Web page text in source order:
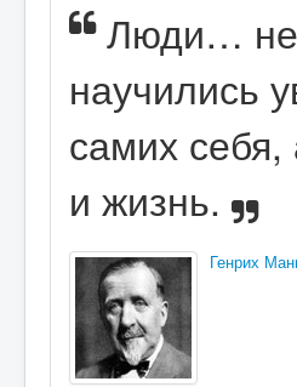
Поиск
Люди… не
научились
самих себя,
и жизнь.
Генрих